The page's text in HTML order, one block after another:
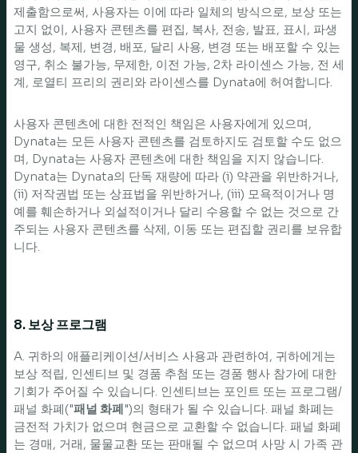
제출함으로써, 사용자는 이에 따라 일체의 방식으로, 보상 또는
고지 없이, 사용자 콘텐츠를 편집, 복사, 전송, 발표, 표시, 파생
물 생성, 복제, 변경, 배포, 달리 사용, 변경 또는 배포할 수 있는
영구, 취소 불가능, 무제한, 이전 가능, 2차 라이센스 가능, 전 세
계, 로열티 프리의 권리와 라이센스를 Dynata에 허여합니다.
사용자 콘텐츠에 대한 전적인 책임은 사용자에게 있으며,
Dynata는 모든 사용자 콘텐츠를 검토하지도 검토할 수도 없으
며, Dynata는 사용자 콘텐츠에 대한 책임을 지지 않습니다.
Dynata는 Dynata의 단독 재량에 따라 (i) 약관을 위반하거나,
(ii) 저작권법 또는 상표법을 위반하거나, (iii) 모욕적이거나 명
예를 훼손하거나 외설적이거나 달리 수용할 수 없는 것으로 간
주되는 사용자 콘텐츠를 삭제, 이동 또는 편집할 권리를 보유합
니다.
8. 보상 프로그램
A. 귀하의 애플리케이션/서비스 사용과 관련하여, 귀하에게는
보상 적립, 인센티브 및 경품 추첨 또는 경품 행사 참가에 대한
기회가 주어질 수 있습니다. 인센티브는 포인트 또는 프로그램/
패널 화폐("패널 화폐")의 형태가 될 수 있습니다. 패널 화폐는
금전적 가치가 없으며 현금으로 교환할 수 없습니다. 패널 화폐
는 경매, 거래, 물물교환 또는 판매될 수 없으며 사망 시 가족 관